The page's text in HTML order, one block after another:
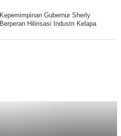
Kepemimpinan Gubernur Sherly
Berperan Hilirisasi Industri Kelapa